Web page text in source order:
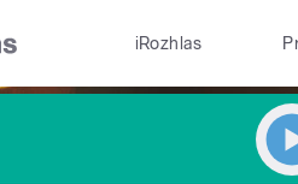
iRozhlas